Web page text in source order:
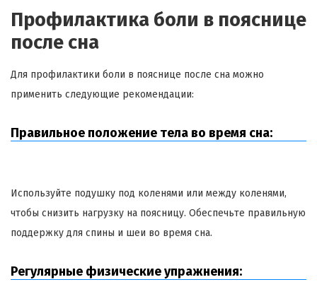
Профилактика боли в пояснице
после сна
Для профилактики боли в пояснице после сна можно
применить следующие рекомендации:
Правильное положение тела во время сна:
Используйте подушку под коленями или между коленями,
чтобы снизить нагрузку на поясницу. Обеспечьте правильную
поддержку для спины и шеи во время сна.
Регулярные физические упражнения: